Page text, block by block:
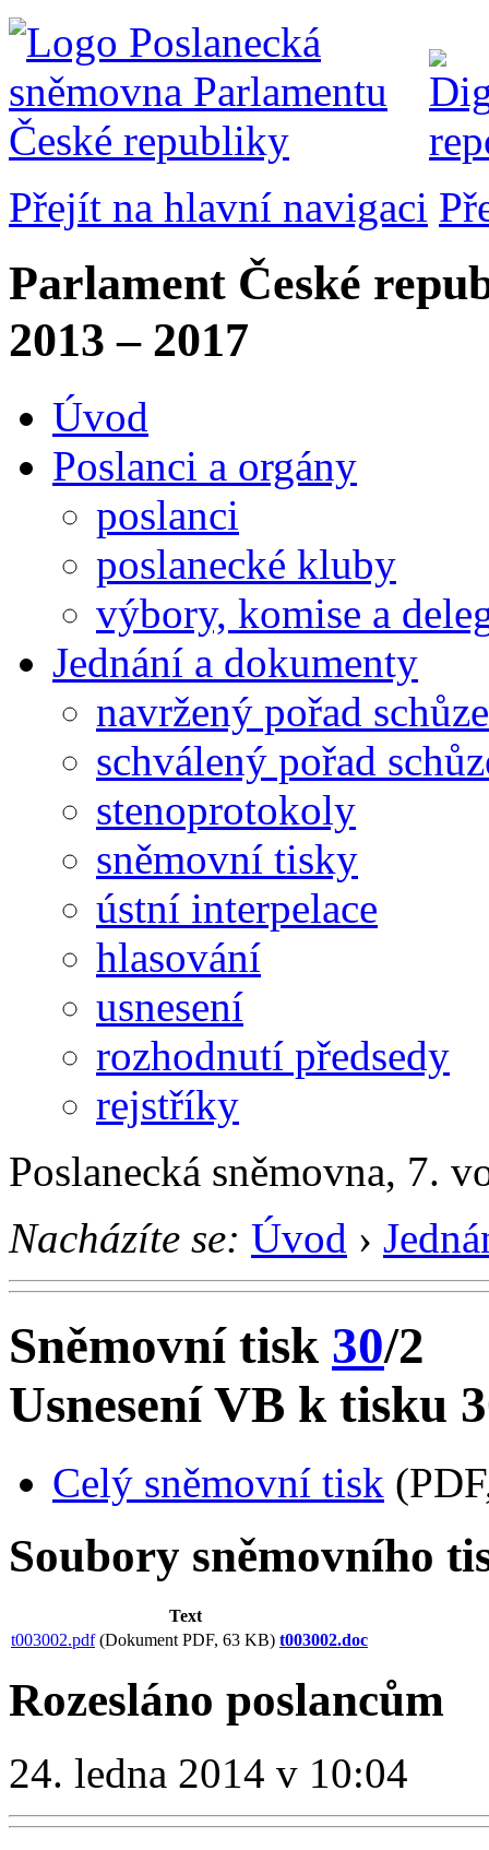
Přejít na hlavní navigaci
Parlament České
2013 – 2017
Úvod
Poslanci a orgány
poslanci
poslanecké kluby
výbory, komise a
Jednání a dokumenty
navržený pořad schůze
schválený pořad
stenoprotokoly
sněmovní tisky
ústní interpelace
hlasování
usnesení
rozhodnutí předsedy
rejstříky
Poslanecká sněmovna, 7.
Nacházíte se: Úvod ›
Sněmovní tisk 30/2
Usnesení VB k tisku
Celý sněmovní tisk
Soubory sněmovního
Text
t003002.pdf(Dokument PDF, 63 KB) t003002.doc
Rozesláno poslancům
24. ledna 2014 v 10:04